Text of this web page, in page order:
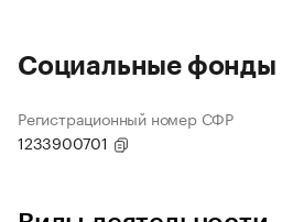
Социальные фонды
Регистрационный номер СФР
1233900701